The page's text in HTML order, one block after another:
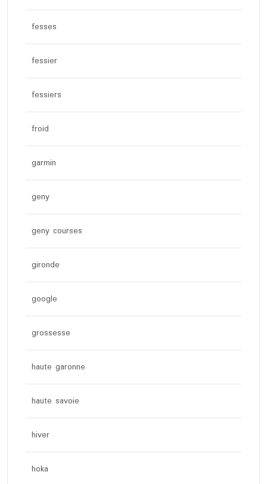
fesses
fessier
fessiers
froid
garmin
geny
geny courses
gironde
google
grossesse
haute garonne
haute savoie
hiver
hoka